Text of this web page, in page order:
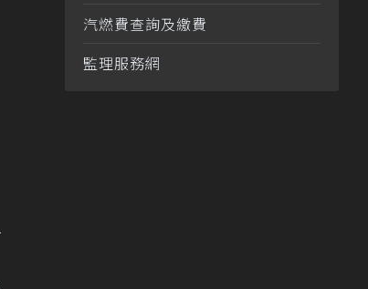
汽燃費查詢及繳費
監理服務網